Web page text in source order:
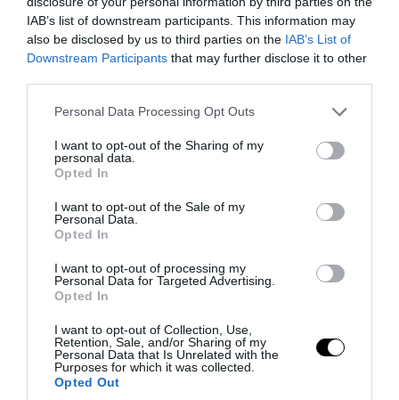
IAB’s list of downstream participants. This information may
also be disclosed by us to third parties on the IAB’s List of
Downstream Participants that may further disclose it to other
Please note that this website/app uses one or more Google
not limited to your visit or usage behaviour. You may click to
grant or deny consent to Google and its third-party tags to
use your data for below specified purposes in below Google
consent section.
Personal Data Processing Opt Outs
I want to opt-out of the Sharing of my
personal data.
Opted In
I want to opt-out of the Sale of my
Personal Data.
Opted In
I want to opt-out of processing my
Personal Data for Targeted Advertising.
Opted In
I want to opt-out of Collection, Use,
Retention, Sale, and/or Sharing of my
Personal Data that Is Unrelated with the
Purposes for which it was collected.
Opted Out
06.08.2026 | 11:24
Στην κορυφή του κλάδου Τεχνητής
Ελληνοκύπριος
05.08.2026 | 22:05